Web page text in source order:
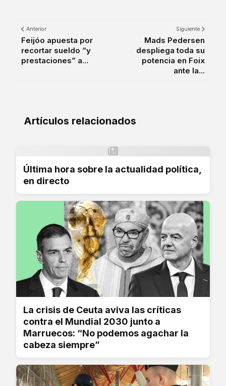
Anterior
Feijóo apuesta por
recortar sueldo “y
prestaciones” a...
Siguiente
Mads Pedersen
despliega toda su
potencia en Foix
ante la...
Artículos relacionados
Última hora sobre la actualidad política,
en directo
La crisis de Ceuta aviva las críticas
contra el Mundial 2030 junto a
Marruecos: “No podemos agachar la
cabeza siempre”